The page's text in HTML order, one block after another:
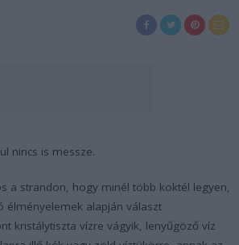
nincs is messze.
a strandon, hogy minél több koktél legyen,
élményelemek alapján választ
kristálytiszta vízre vágyik, lenyűgöző víz